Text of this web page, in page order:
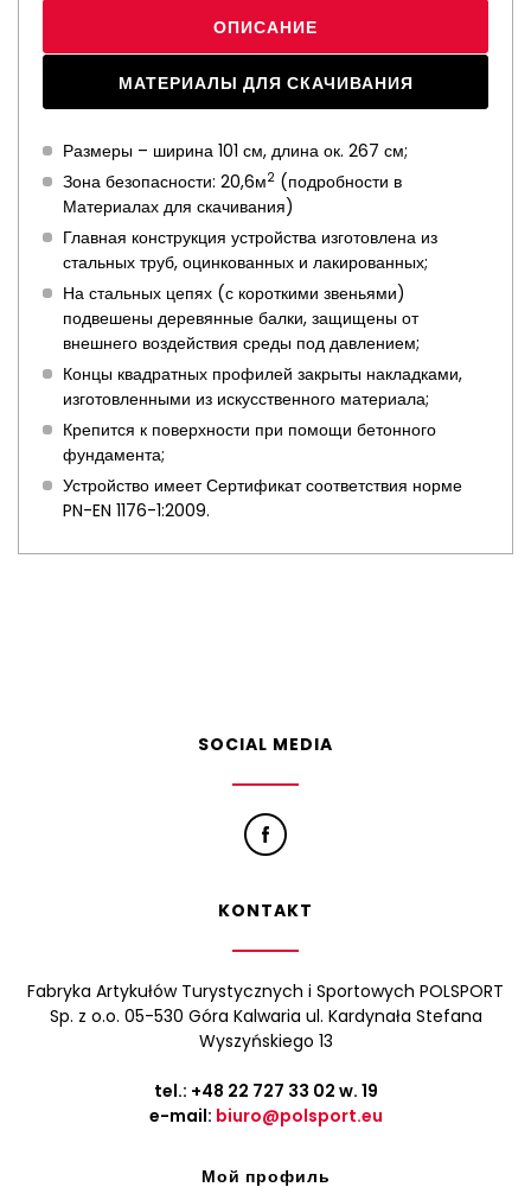
ОПИСАНИЕ
МАТЕРИАЛЫ ДЛЯ СКАЧИВАНИЯ
Размеры – ширина 101 см, длина ок. 267 см;
Зона безопасности: 20,6м2 (подробности в
Материалах для скачивания)
Главная конструкция устройства изготовлена из
стальных труб, оцинкованных и лакированных;
На стальных цепях (с короткими звеньями)
подвешены деревянные балки, защищены от
внешнего воздействия среды под давлением;
Концы квадратных профилей закрыты накладками,
изготовленными из искусственного материала;
Крепится к поверхности при помощи бетонного
фундамента;
Устройство имеет Сертификат соответствия норме
PN-EN 1176-1:2009.
SOCIAL MEDIA
KONTAKT
Fabryka Artykułów Turystycznych i Sportowych POLSPORT
Sp. z o.o. 05-530 Góra Kalwaria ul. Kardynała Stefana
Wyszyńskiego 13
tel.: +48 22 727 33 02 w. 19
e-mail: biuro@polsport.eu
Мой профиль